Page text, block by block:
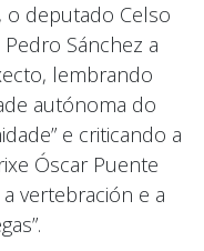
o deputado Celso
Sánchez a
lembrando
autónoma do
e criticando a
Óscar Puente
vertebración e a